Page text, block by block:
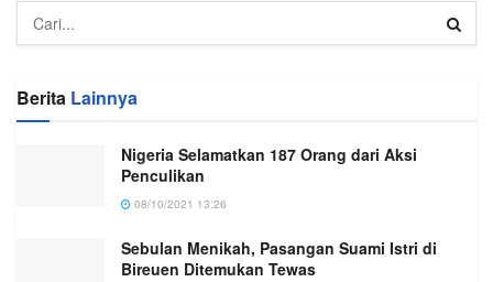
Berita Lainnya
Nigeria Selamatkan 187 Orang dari Aksi
Penculikan
08/10/2021 13:26
Sebulan Menikah, Pasangan Suami Istri di
Bireuen Ditemukan Tewas